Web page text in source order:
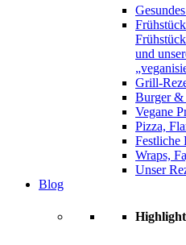
und
Grill-
Burger &
Vegane
Pizza,
Festliche
Wraps,
Unser
Blog